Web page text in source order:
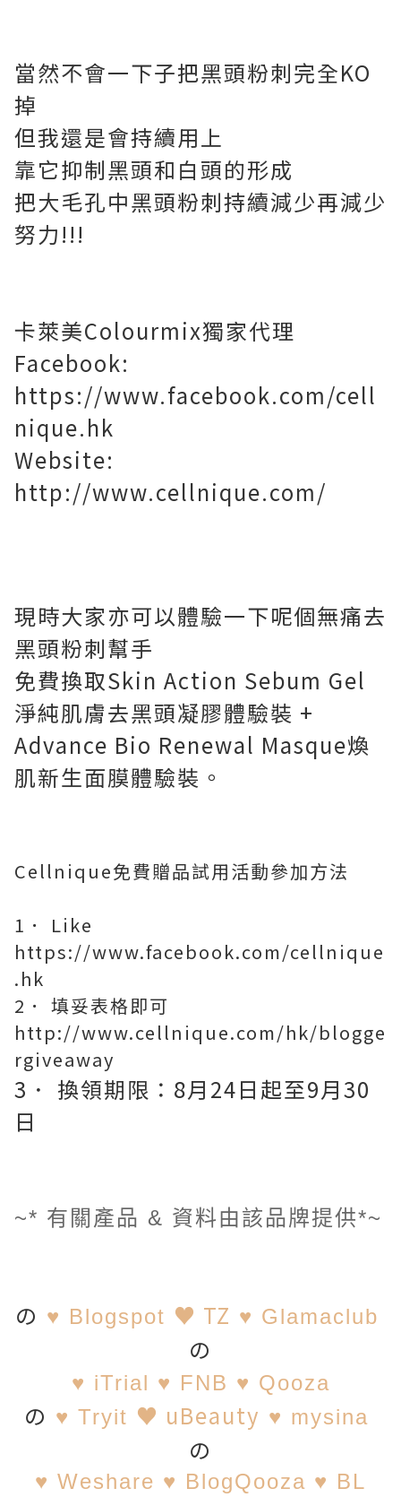
當然不會一下子把黑頭粉刺完全KO
掉
但我還是會持續用上
靠它抑制黑頭和白頭的形成
把大毛孔中黑頭粉刺持續減少再減少
努力!!!
卡萊美Colourmix獨家代理
Facebook:
https://www.facebook.com/cell
nique.hk
Website:
http://www.cellnique.com/
現時大家亦可以體驗一下呢個無痛去
黑頭粉刺幫手
免費換取Skin Action Sebum Gel
淨純肌膚去黑頭凝膠體驗裝 +
Advance Bio Renewal Masque煥
肌新生面膜體驗裝。
Cellnique免費贈品試用活動參加方法
1． Like
https://www.facebook.com/cellnique
.hk
2． 填妥表格即可
http://www.cellnique.com/hk/blogge
rgiveaway
3． 換領期限：8月24日起至9月30
日
~* 有關產品 & 資料由該品牌提供*~
の ♥ Blogspot ♥ TZ ♥ Glamaclub
の
♥ iTrial ♥ FNB ♥ Qooza
の ♥ Tryit ♥ uBeauty ♥ mysina
の
♥ Weshare ♥ BlogQooza ♥ BL